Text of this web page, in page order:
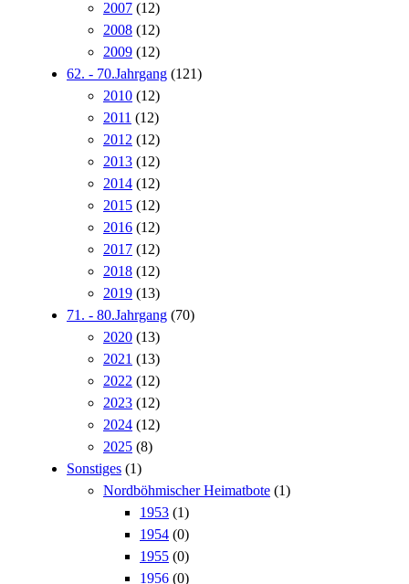
2007 (12)
2008 (12)
2009 (12)
62. - 70.Jahrgang (121)
2010 (12)
2011 (12)
2012 (12)
2013 (12)
2014 (12)
2015 (12)
2016 (12)
2017 (12)
2018 (12)
2019 (13)
71. - 80.Jahrgang (70)
2020 (13)
2021 (13)
2022 (12)
2023 (12)
2024 (12)
2025 (8)
Sonstiges (1)
Nordböhmischer Heimatbote (1)
1953 (1)
1954 (0)
1955 (0)
1956 (0)